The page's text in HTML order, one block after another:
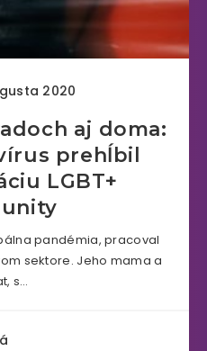
2020
aj doma:
prehĺbil
LGBT+
pandémia, pracoval
sektore. Jeho mama a
s…